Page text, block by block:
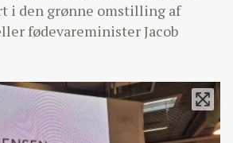
i den grønne omstilling af
fødevareminister Jacob